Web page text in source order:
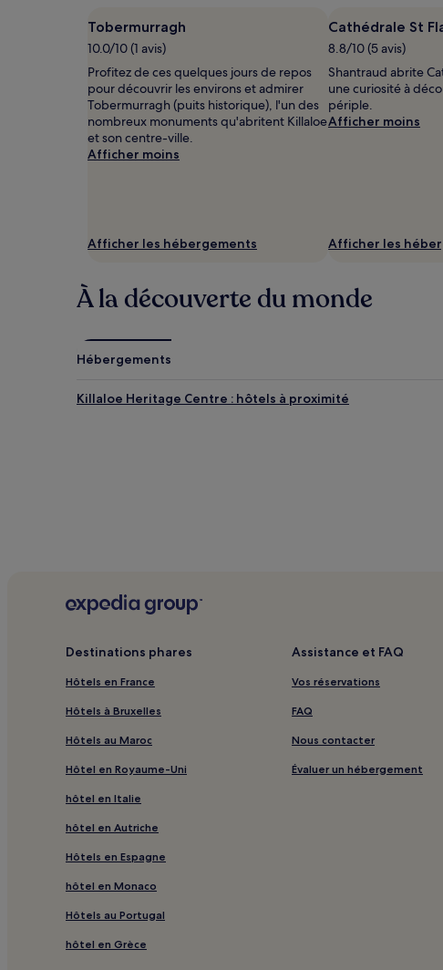
base
d’un
séjour
d’une
nuit
pour
2 adultes.
Les
sont
changer.
Des
supplémentaires
peuvent
Tobermurragh
10.0/10 (1 avis)
Profitez de ces quelques jours de repos
pour découvrir les environs et admirer
Tobermurragh (puits historique), l'un des
nombreux monuments qu'abritent Killaloe
et son centre-ville.
Afficher moins
Afficher les hébergements
Cathédrale St
8.8/10 (5 avis)
Shantraud abrite
une curiosité à
périple.
Afficher moins
Afficher les
À la découverte du monde
Hébergements
Killaloe Heritage Centre : hôtels à proximité
Destinations phares
Hôtels en France
Hôtels à Bruxelles
Hôtels au Maroc
Hôtel en Royaume-Uni
hôtel en Italie
hôtel en Autriche
Hôtels en Espagne
hôtel en Monaco
Hôtels au Portugal
hôtel en Grèce
Assistance et FAQ
Vos réservations
FAQ
Nous contacter
Évaluer un hébergement